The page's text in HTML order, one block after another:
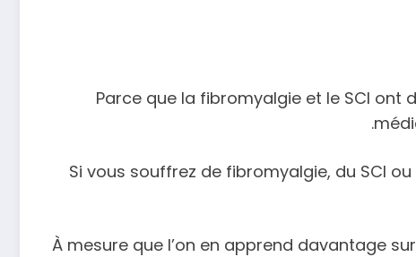
Parce que la fibromyalgie et le SCI
Si vous souffrez de fibromyalgie, du SCI
À mesure que l’on en apprend davantage